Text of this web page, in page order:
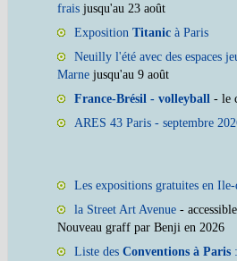
frais jusqu'au 23 août
Exposition Titanic à Paris
Neuilly l'été avec des espaces
Marne jusqu'au 9 août
France-Brésil - volleyball - le
ARES 43 Paris - septembre
Les expositions gratuites en Ile-
la Street Art Avenue -
Nouveau graff par Benji en 2026
Liste des Conventions à Paris